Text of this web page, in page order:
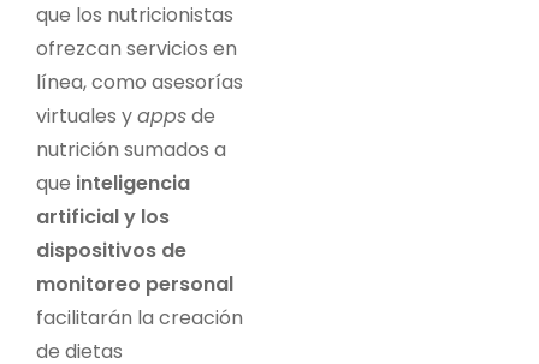
que los nutricionistas
ofrezcan servicios en
línea, como asesorías
virtuales yappsde
nutrición sumados a
que inteligencia
artificial y los
dispositivos de
monitoreo personal
facilitarán la creación
de dietas